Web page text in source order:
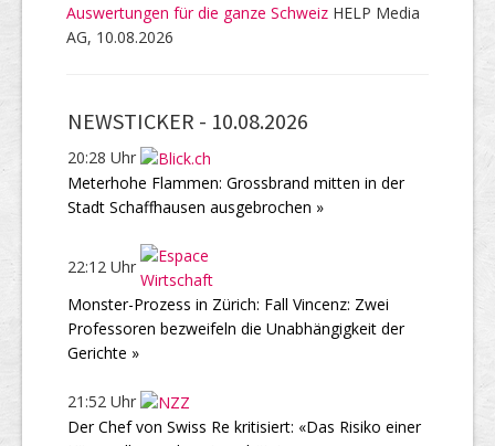
Auswertungen für die ganze Schweiz HELP Media
AG, 10.08.2026
NEWSTICKER - 10.08.2026
20:28 Uhr
Meterhohe Flammen: Grossbrand mitten in der
Stadt Schaffhausen ausgebrochen »
22:12 Uhr
Monster-Prozess in Zürich: Fall Vincenz: Zwei
Professoren bezweifeln die Unabhängigkeit der
Gerichte »
21:52 Uhr
Der Chef von Swiss Re kritisiert: «Das Risiko einer